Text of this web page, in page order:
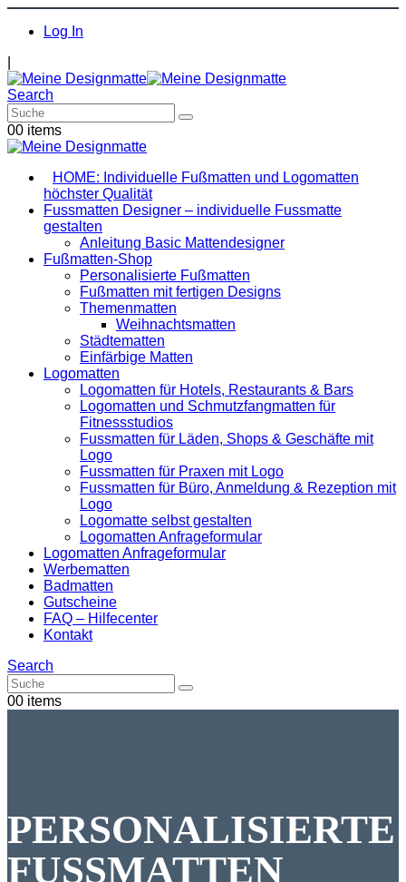
Log In
Search
00 items
HOME: Individuelle Fußmatten und Logomatten
höchster Qualität
Fussmatten Designer – individuelle Fussmatte
gestalten
Anleitung Basic Mattendesigner
Fußmatten-Shop
Personalisierte Fußmatten
Fußmatten mit fertigen Designs
Themenmatten
Weihnachtsmatten
Städtematten
Einfärbige Matten
Logomatten
Logomatten für Hotels, Restaurants & Bars
Logomatten und Schmutzfangmatten für
Fitnessstudios
Fussmatten für Läden, Shops & Geschäfte mit
Logo
Fussmatten für Praxen mit Logo
Fussmatten für Büro, Anmeldung & Rezeption mit
Logo
Logomatte selbst gestalten
Logomatten Anfrageformular
Logomatten Anfrageformular
Werbematten
Badmatten
Gutscheine
FAQ – Hilfecenter
Kontakt
Search
00 items
PERSONALISIERTE
FUSSMATTEN